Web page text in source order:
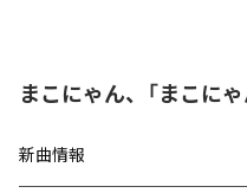
まこにゃん、「まこに
新曲情報